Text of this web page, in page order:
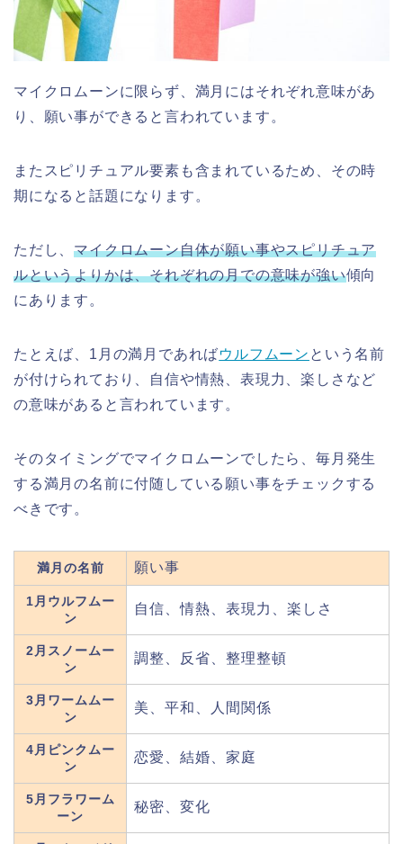
マイクロムーンに限らず、満月にはそれぞれ意味があ
り、願い事ができると言われています。
またスピリチュアル要素も含まれているため、その時
期になると話題になります。
ただし、マイクロムーン自体が願い事やスピリチュア
ルというよりかは、それぞれの月での意味が強い傾向
にあります。
たとえば、1月の満月であればウルフムーン という名前
が付けられており、自信や情熱、表現力、楽しさなど
の意味があると言われています。
そのタイミングでマイクロムーンでしたら、毎月発生
する満月の名前に付随している願い事をチェックする
べきです。
満月の名前 願い事
1月ウルフムー
ン
自信、情熱、表現力、楽しさ
2月スノームー
ン
調整、反省、整理整頓
3月ワームムー
ン
美、平和、人間関係
4月ピンクムー
ン
恋愛、結婚、家庭
5月フラワーム
ーン
秘密、変化